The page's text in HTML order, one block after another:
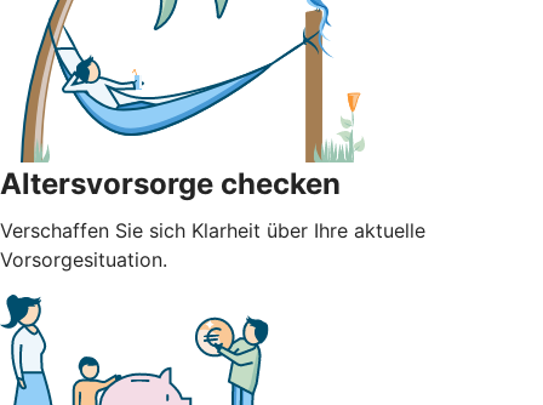
Altersvorsorge checken
Verschaffen Sie sich Klarheit über Ihre aktuelle
Vorsorgesituation.